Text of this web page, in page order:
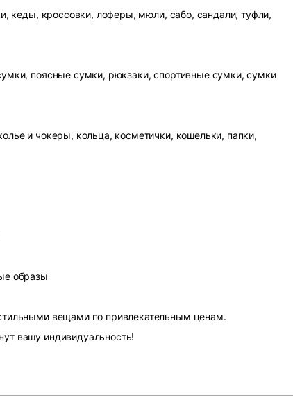
кеды, кроссовки, лоферы, мюли, сабо, сандали, туфли,
поясные сумки, рюкзаки, спортивные сумки, сумки
и чокеры, кольца, косметички, кошельки, папки,
образы
вещами по привлекательным ценам.
вашу индивидуальность!